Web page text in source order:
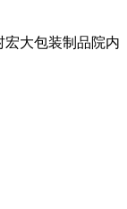
大包装制品院内